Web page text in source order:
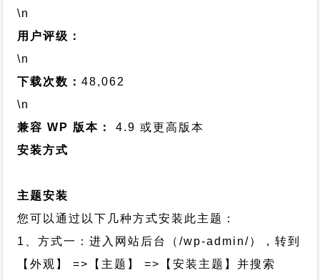
\n
用户评级：
\n
下载次数：48,062
\n
兼容 WP 版本：
4.9 或更高版本
安装方式
主题安装
您可以通过以下几种方式安装此主题：
1、方式一：进入网站后台（/wp-admin/），转到
【外观】 =>【主题】 =>【安装主题】并搜索